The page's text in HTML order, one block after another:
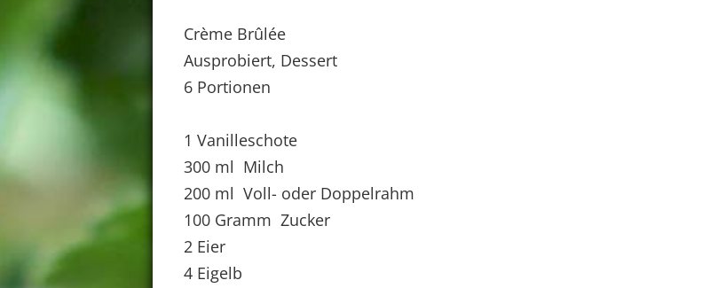
Crème Brûlée
Ausprobiert, Dessert
6 Portionen
1 Vanilleschote
300 ml Milch
200 ml Voll- oder Doppelrahm
100 Gramm Zucker
2 Eier
4 Eigelb